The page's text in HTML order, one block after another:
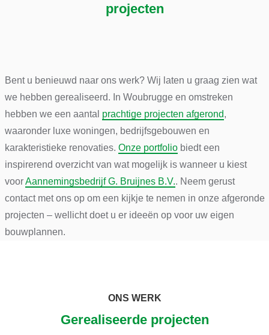
projecten
Bent u benieuwd naar ons werk? Wij laten u graag zien wat
we hebben gerealiseerd. In Woubrugge en omstreken
hebben we een aantal prachtige projecten afgerond,
waaronder luxe woningen, bedrijfsgebouwen en
karakteristieke renovaties. Onze portfoliobiedt een
inspirerend overzicht van wat mogelijk is wanneer u kiest
voorAannemingsbedrijf G. Bruijnes B.V.. Neem gerust
contact met ons op om een kijkje te nemen in onze afgeronde
projecten – wellicht doet u er ideeën op voor uw eigen
bouwplannen.
ONS WERK
Gerealiseerde projecten